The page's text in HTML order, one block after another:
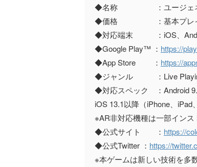
◆名称 ：ユージェ
◆価格 ：基本プレイ無
◆対応端末 ：iOS、
◆Google Play™ ： https://
◆App Store ： https://
◆ジャンル ：Live
◆対応スペック ：Android
iOS 13.1以降（iPhone、iPad
※AR非対応機種は一部インス
◆公式サイト ： https://
◆公式Twitter ： https://
※本ゲームは新しい技術を多